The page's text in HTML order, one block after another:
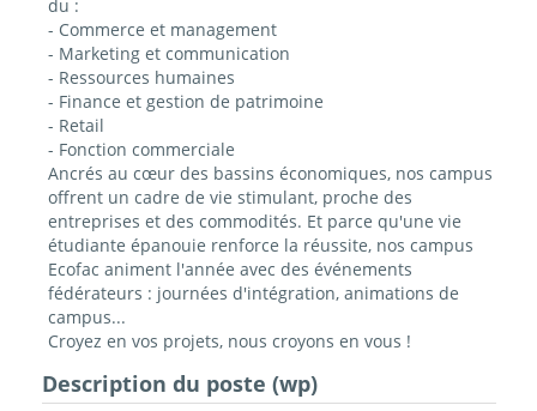
du :
- Commerce et management
- Marketing et communication
- Ressources humaines
- Finance et gestion de patrimoine
- Retail
- Fonction commerciale
Ancrés au cœur des bassins économiques, nos campus
offrent un cadre de vie stimulant, proche des
entreprises et des commodités. Et parce qu'une vie
étudiante épanouie renforce la réussite, nos campus
Ecofac animent l'année avec des événements
fédérateurs : journées d'intégration, animations de
campus...
Croyez en vos projets, nous croyons en vous !
Description du poste (wp)